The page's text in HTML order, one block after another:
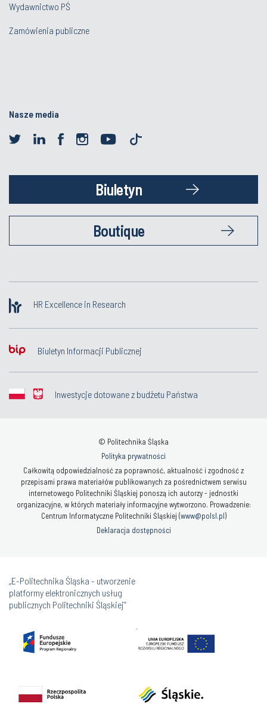
Wydawnictwo PŚ
Zamówienia publiczne
Nasze media
Biuletyn
Boutique
HR Excellence in Research
Biuletyn Informacji Publicznej
Inwestycje dotowane z budżetu Państwa
© Politechnika Śląska
Polityka prywatności
Całkowitą odpowiedzialność za poprawność, aktualność i zgodność z
przepisami prawa materiałów publikowanych za pośrednictwem serwisu
internetowego Politechniki Śląskiej ponoszą ich autorzy - jednostki
organizacyjne, w których materiały informacyjne wytworzono. Prowadzenie:
Centrum Informatyczne Politechniki Śląskiej (www@polsl.pl)
Deklaracja dostępności
„E-Politechnika Śląska - utworzenie
platformy elektronicznych usług
publicznych Politechniki Śląskiej”